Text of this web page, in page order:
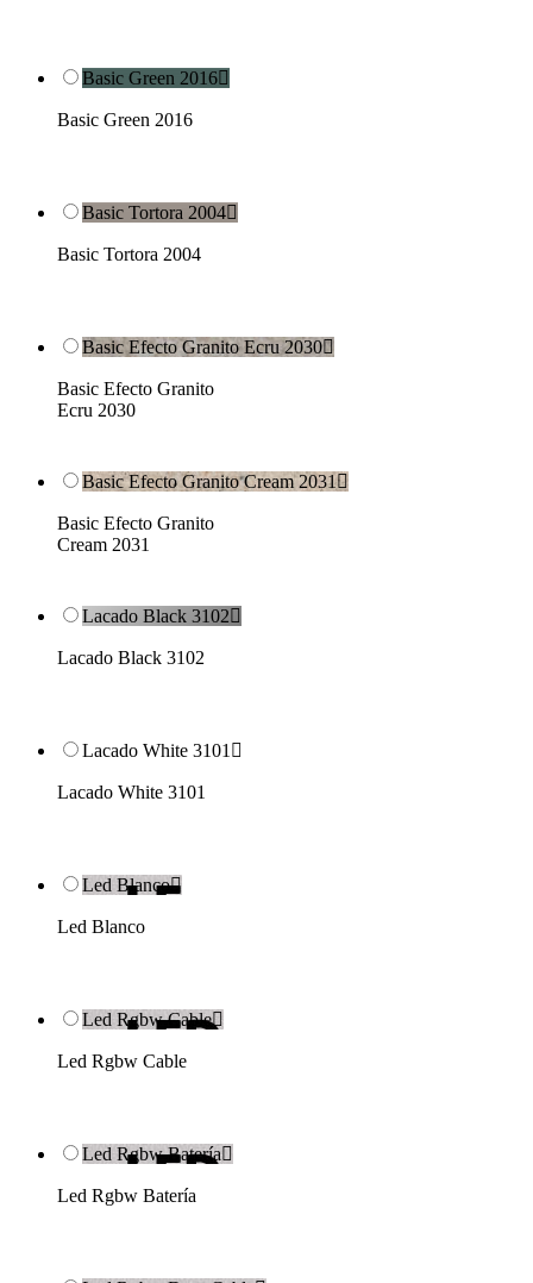
Basic Green 2016
Basic Green 2016
Basic Tortora 2004
Basic Tortora 2004
Basic Efecto Granito Ecru 2030
Basic Efecto Granito
Ecru 2030
Basic Efecto Granito Cream 2031
Basic Efecto Granito
Cream 2031
Lacado Black 3102
Lacado Black 3102
Lacado White 3101 
Lacado White 3101
Led Blanco
Led Blanco
Led Rgbw Cable
Led Rgbw Cable
Led Rgbw Batería
Led Rgbw Batería